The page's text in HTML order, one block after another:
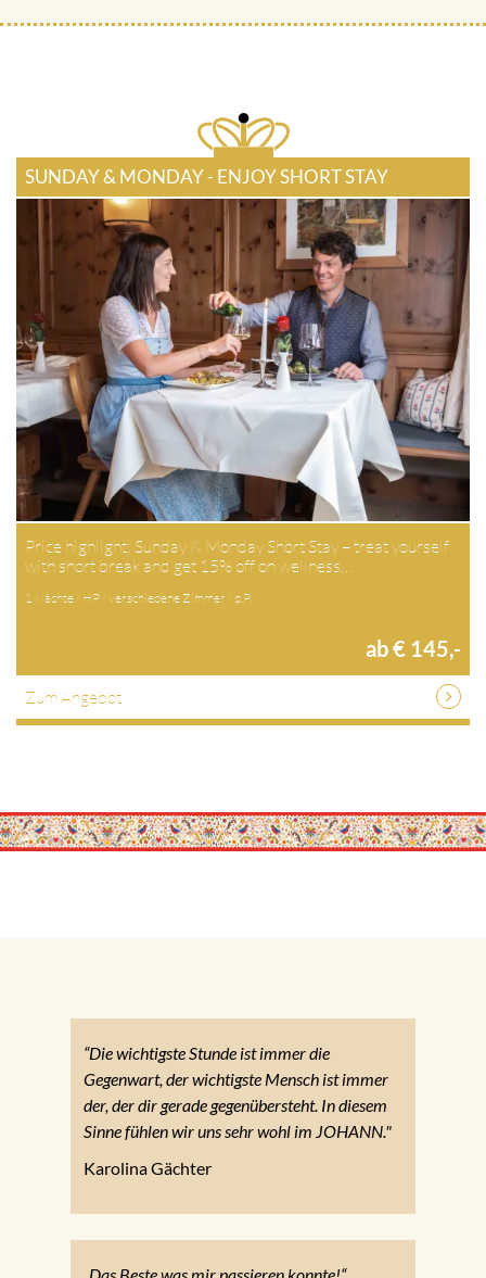
SUNDAY & MONDAY - ENJOY SHORT STAY
Price highlight: Sunday & Monday Short Stay – treat yourself
with short break and get 15% off on wellness…
1 Nächte / HP / verschiedene Zimmer / p.P.
ab € 145,-
Zum Angebot
“Die wichtigste Stunde ist immer die
Gegenwart, der wichtigste Mensch ist immer
der, der dir gerade gegenübersteht. In diesem
Sinne fühlen wir uns sehr wohl im JOHANN."
Karolina Gächter